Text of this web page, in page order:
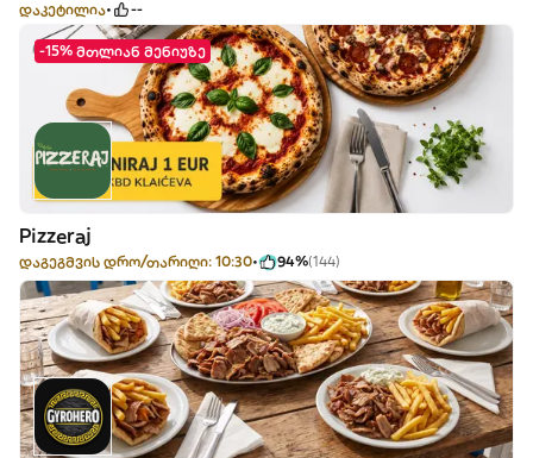
დაკეტილია --
-15% მთლიან მენიუზე
Pizzeraj
დაგეგმვის დრო/თარიღი: 10:30 94%(144)